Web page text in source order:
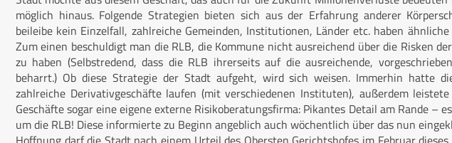
möglich hinaus. Folgende Strategien bieten sich aus der Erfahrung anderer
beileibe kein Einzelfall, zahlreiche Gemeinden, Institutionen, Länder etc. haben
Zum einen beschuldigt man die RLB, die Kommune nicht ausreichend über die Risken
zu haben (Selbstredend, dass die RLB ihrerseits auf die ausreichende,
beharrt.) Ob diese Strategie der Stadt aufgeht, wird sich weisen. Immerhin hatte
zahlreiche Derivativgeschäfte laufen (mit verschiedenen Instituten), außerdem
Geschäfte sogar eine eigene externe Risikoberatungsfirma: Pikantes Detail am Rande –
um die RLB! Diese informierte zu Beginn angeblich auch wöchentlich über das nun